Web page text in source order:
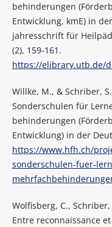
behinderungen
Entwicklung, kmE) in
jahresschrift für
(2), 159-161.
https://elibrary.utb.de/
Willke, M., & Schriber,
Sonderschulen für
behinderungen
Entwicklung) in der
https://www.hfh.ch/
sonderschulen-fuer-
Wolfisberg, C.,
Entre reconnaissance